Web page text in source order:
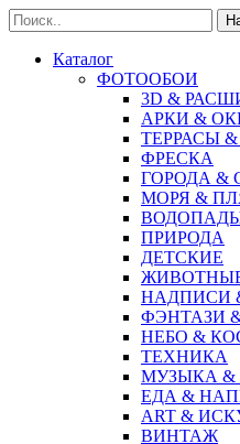
Каталог
ФОТООБОИ
3D &
АРКИ &
ТЕРРАСЫ
ФРЕСКА
ГОРОДА &
МОРЯ &
ПРИРОДА
ДЕТСКИЕ
НАДПИСИ
ФЭНТАЗИ
НЕБО &
ТЕХНИКА
МУЗЫКА
ЕДА &
ART &
ВИНТАЖ